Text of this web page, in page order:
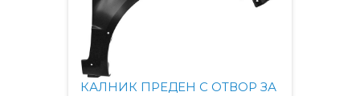
КАЛНИК ПРЕДЕН С ОТВОР ЗА